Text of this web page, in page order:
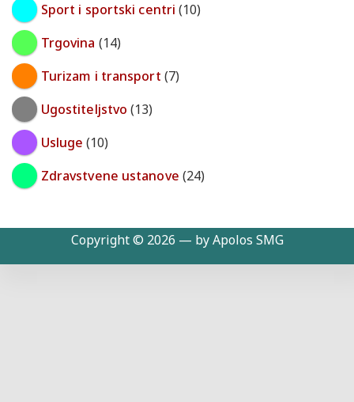
Sport i sportski centri (10)
Trgovina (14)
Turizam i transport (7)
Ugostiteljstvo (13)
Usluge (10)
Zdravstvene ustanove (24)
Copyright © 2026 — by Apolos SMG